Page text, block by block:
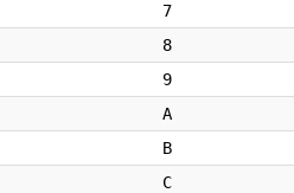
7
8
9
A
B
C